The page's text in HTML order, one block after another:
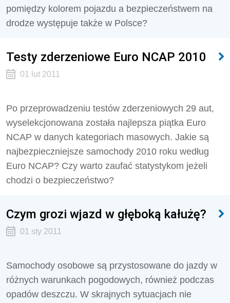
pomiędzy kolorem pojazdu a bezpieczeństwem na
drodze występuje także w Polsce?
Testy zderzeniowe Euro NCAP 2010
01 lut 2011
Po przeprowadzeniu testów zderzeniowych 29 aut,
wyselekcjonowana została najlepsza piątka Euro
NCAP w danych kategoriach masowych. Jakie są
najbezpieczniejsze samochody 2010 roku według
Euro NCAP? Czy warto zaufać statystykom jeżeli
chodzi o bezpieczeństwo?
Czym grozi wjazd w głęboką kałużę?
01 sty 2011
Samochody osobowe są przystosowane do jazdy w
różnych warunkach pogodowych, również podczas
opadów deszczu. W skrajnych sytuacjach nie